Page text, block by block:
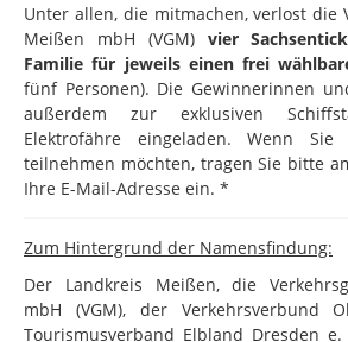
Unter allen, die mitmachen, verlost die
Meißen mbH (VGM)vier
Familie für jeweils einen frei
fünf Personen). Die Gewinnerinnen
außerdem zur exklusiven
Elektrofähre eingeladen. Wenn
teilnehmen möchten, tragen Sie bitte
Ihre E-Mail-Adresse ein. *
Zum Hintergrund der Namensfindung:
Der Landkreis Meißen, die
mbH (VGM), der Verkehrsverbund
Tourismusverband Elbland Dresden e.